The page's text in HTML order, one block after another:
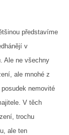
představíme
v
Ale ne všechny
ale mnohé z
nemovité
V těch
trochu
ale ten